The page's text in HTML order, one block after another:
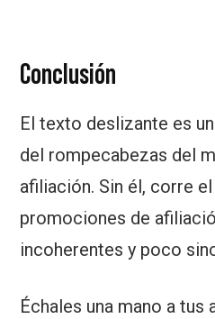
Conclusión
El texto deslizante es
del rompecabezas del
afiliación. Sin él, corre
promociones de
incoherentes y poco
Échales una mano a tus